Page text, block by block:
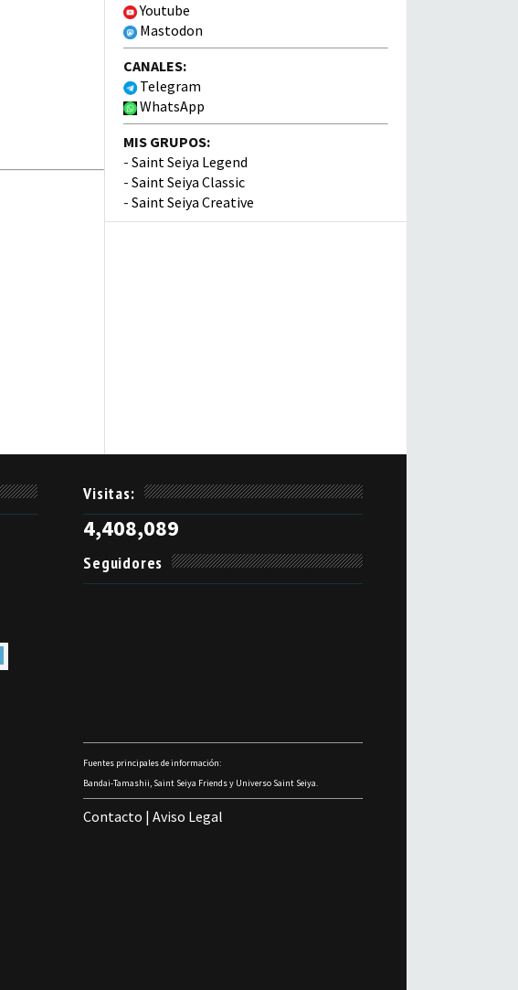
Youtube
Mastodon
CANALES:
Telegram
WhatsApp
MIS GRUPOS:
- Saint Seiya Legend
- Saint Seiya Classic
- Saint Seiya Creative
Visitas:
4,408,089
Seguidores
Fuentes principales de información:
Bandai-Tamashii, Saint Seiya Friends y Universo Saint Seiya.
Contacto |Aviso Legal